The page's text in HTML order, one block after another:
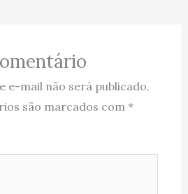
e-mail não será publicado.
são marcados com *